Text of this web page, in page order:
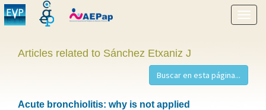
Show
menu
Articles related to Sánchez Etxaniz J
Acute bronchiolitis: why is not applied